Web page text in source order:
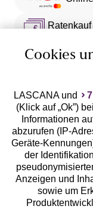
Ratenkauf
Versandart
10%
Rabatt
Jetzt zum
sichern!
Cookies
LASCANA und
(Klick auf „Ok”)
Informationen
abzurufen (IP-
Geräte-
der
Anzeigen und
sowie um